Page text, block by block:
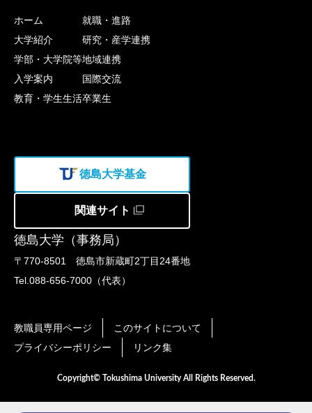
徳島大学（事務局）
〒770-8501 徳島市新蔵町2丁目24番地
Tel.088-656-7000（代表）
ホーム
大学紹介
学部・大学院等
入学案内
教育・学生生活
就職・進路
研究・産学連携
地域連携
国際交流
卒業生
徳島大学基金
関連サイト
教職員専用ページ
このサイトについて
プライバシーポリシー
リンク集
Copyright© Tokushima University All Rights Reserved.